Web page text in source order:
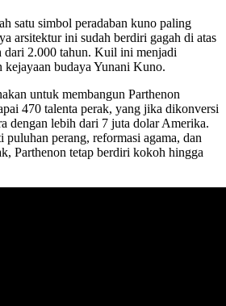
satu simbol peradaban kuno paling
arsitektur ini sudah berdiri gagah di atas
dari 2.000 tahun. Kuil ini menjadi
kejayaan budaya Yunani Kuno.
untuk membangun Parthenon
470 talenta perak, yang jika dikonversi
dengan lebih dari 7 juta dolar Amerika.
perang, reformasi agama, dan
Parthenon tetap berdiri kokoh hingga